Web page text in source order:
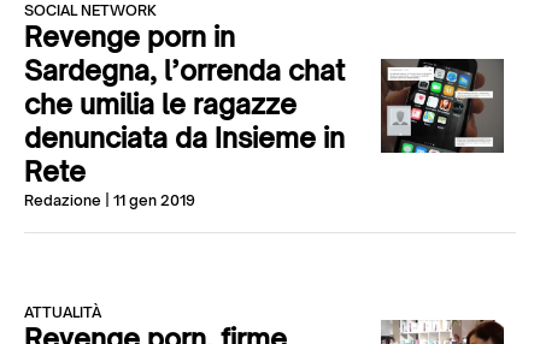
SOCIAL NETWORK
Revenge porn in
Sardegna, l’orrenda chat
che umilia le ragazze
denunciata da Insieme in
Rete
Redazione | 11 gen 2019
ATTUALITÀ